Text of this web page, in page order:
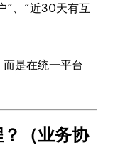
”、“近30天有互
是在统一平台
（业务协